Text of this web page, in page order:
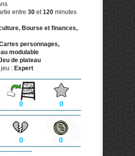
entre 30 et120 minutes
Bourse et finances,
personnages,
modulable
de plateau
: Expert
0 0
0 0